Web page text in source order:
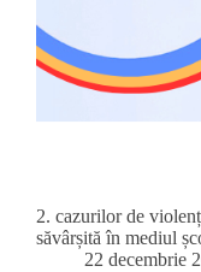
2. cazurilor de
săvârșită în mediul
22 decembrie